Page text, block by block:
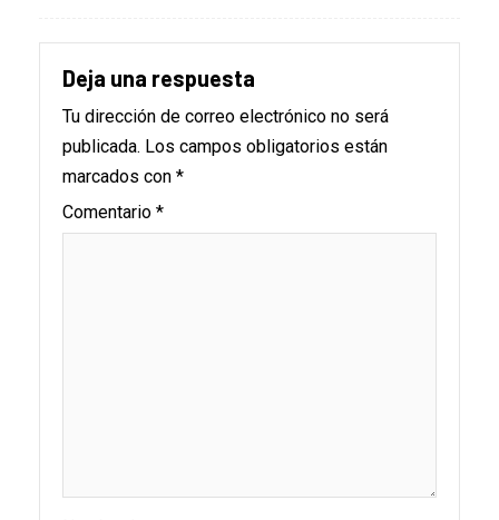
Deja una respuesta
Tu dirección de correo electrónico no será
publicada. Los campos obligatorios están
marcados con *
Comentario *